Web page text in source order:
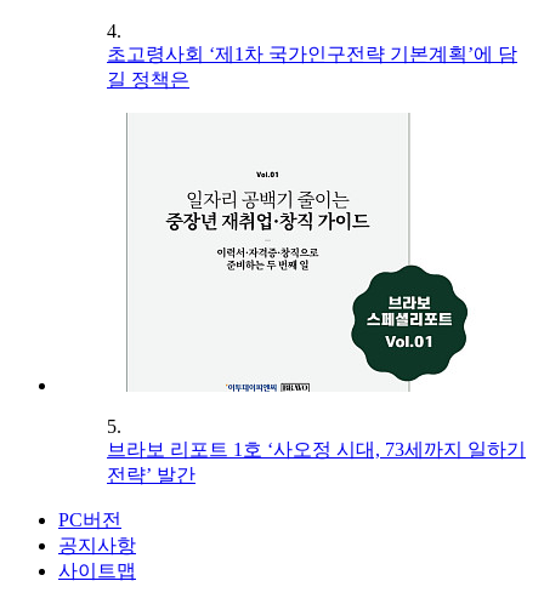
4.
초고령사회 ‘제1차 국가인구전략 기본계획’에 담
길 정책은
5.
브라보 리포트 1호 ‘사오정 시대, 73세까지 일하기
전략’ 발간
PC버전
공지사항
사이트맵